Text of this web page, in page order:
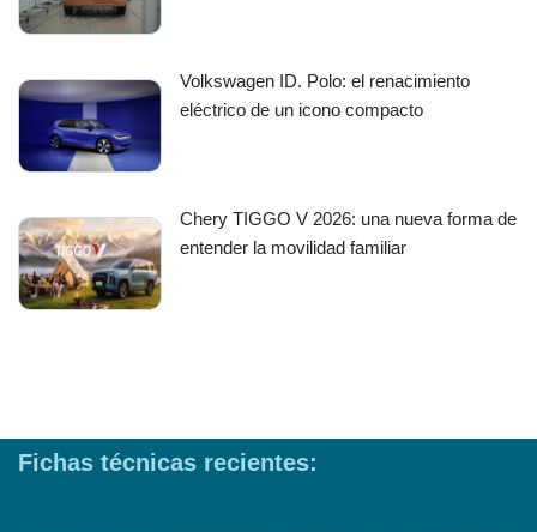
Volkswagen ID. Polo: el renacimiento
eléctrico de un icono compacto
Chery TIGGO V 2026: una nueva forma de
entender la movilidad familiar
Fichas técnicas recientes: